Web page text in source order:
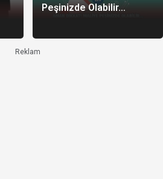
Peşinizde Olabilir…
Reklam